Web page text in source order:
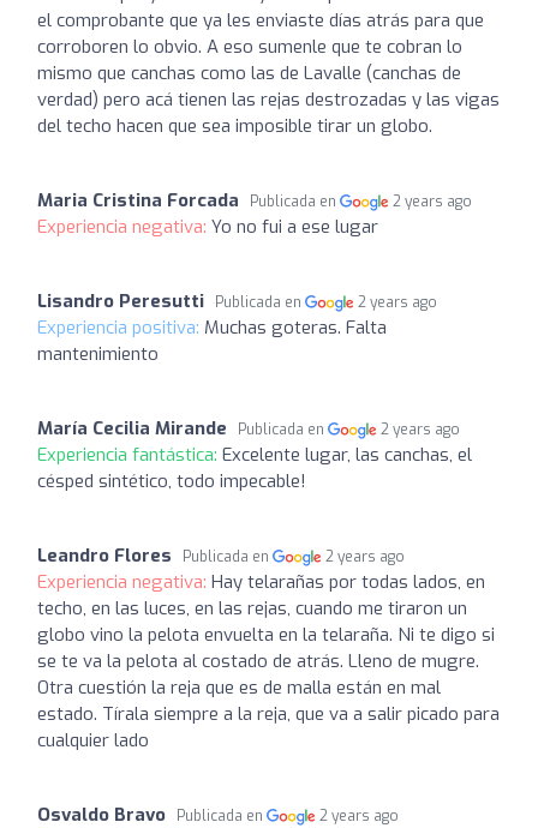
el comprobante que ya les enviaste días atrás para que
corroboren lo obvio. A eso sumenle que te cobran lo
mismo que canchas como las de Lavalle (canchas de
verdad) pero acá tienen las rejas destrozadas y las vigas
del techo hacen que sea imposible tirar un globo.
Maria Cristina Forcada Publicada en 2 years ago
Experiencia negativa: Yo no fui a ese lugar
Lisandro Peresutti Publicada en 2 years ago
Experiencia positiva: Muchas goteras. Falta
mantenimiento
María Cecilia Mirande Publicada en 2 years ago
Experiencia fantástica: Excelente lugar, las canchas, el
césped sintético, todo impecable!
Leandro Flores Publicada en 2 years ago
Experiencia negativa: Hay telarañas por todas lados, en
techo, en las luces, en las rejas, cuando me tiraron un
globo vino la pelota envuelta en la telaraña. Ni te digo si
se te va la pelota al costado de atrás. Lleno de mugre.
Otra cuestión la reja que es de malla están en mal
estado. Tírala siempre a la reja, que va a salir picado para
cualquier lado
Osvaldo Bravo Publicada en 2 years ago